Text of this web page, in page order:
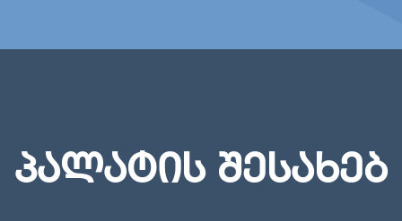
პალატის შესახებ